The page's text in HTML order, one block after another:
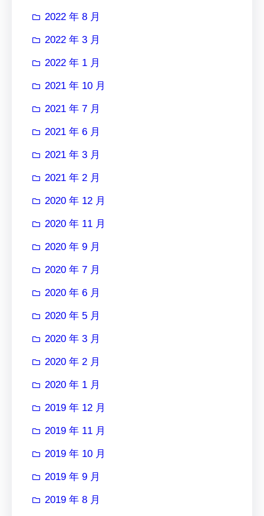
2022 年 8 月
2022 年 3 月
2022 年 1 月
2021 年 10 月
2021 年 7 月
2021 年 6 月
2021 年 3 月
2021 年 2 月
2020 年 12 月
2020 年 11 月
2020 年 9 月
2020 年 7 月
2020 年 6 月
2020 年 5 月
2020 年 3 月
2020 年 2 月
2020 年 1 月
2019 年 12 月
2019 年 11 月
2019 年 10 月
2019 年 9 月
2019 年 8 月